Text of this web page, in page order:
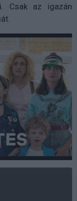
Csak az igazán